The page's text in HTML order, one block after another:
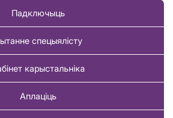
Падключыць
спецыялісту
карыстальніка
Аплаціць